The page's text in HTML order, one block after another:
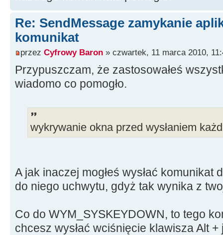
else
cout << "Nieznaleziono
Sleep(4000);
int i =0, z=5;
int sleeptime=4000;
for(;i<z;i++)
{
if(hWND =
{
cout << "Nieznaleziono
}
PostMessage(hWND,
Re: SendMessage zamykanie
komunikat
przez Cyfrowy Baron » czwartek, 11 marca 2010,
Przypuszczam, że zastosowałeś
wiadomo co pomogło.
wykrywanie okna przed wysłaniem
A jak inaczej mogłeś wysłać komunikat
do niego uchwytu, gdyż tak wynika z
Co do WYM_SYSKEYDOWN, to tego
chcesz wysłać wciśnięcie klawisza Alt